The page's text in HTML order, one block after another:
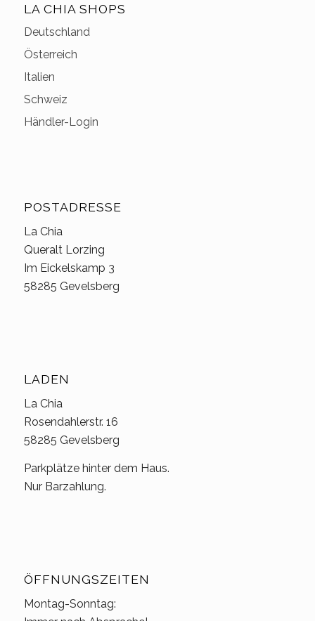
LA CHIA SHOPS
Deutschland
Österreich
Italien
Schweiz
Händler-Login
POSTADRESSE
La Chia
Queralt Lorzing
Im Eickelskamp 3
58285 Gevelsberg
LADEN
La Chia
Rosendahlerstr. 16
58285 Gevelsberg
Parkplätze hinter dem Haus.
Nur Barzahlung.
ÖFFNUNGSZEITEN
Montag-Sonntag: